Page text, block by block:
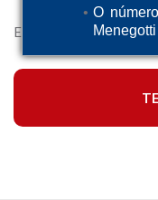
O
Este equipo ofrece